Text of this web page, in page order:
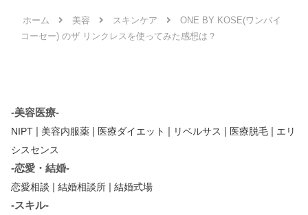
ホーム 美容 スキンケア
ONE BY KOSE(ワンバイ
コーセー) のザ リンクレスを使ってみた感想は？
-美容医療-
NIPT | 美容内服薬 | 医療ダイエット | リベルサス | 医療脱毛 | エリ
シスセンス
-恋愛・結婚-
恋愛相談 | 結婚相談所 | 結婚式場
-スキル-